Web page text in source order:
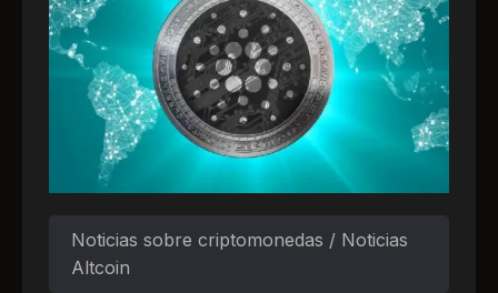
Noticias sobre criptomonedas / Noticias
Altcoin